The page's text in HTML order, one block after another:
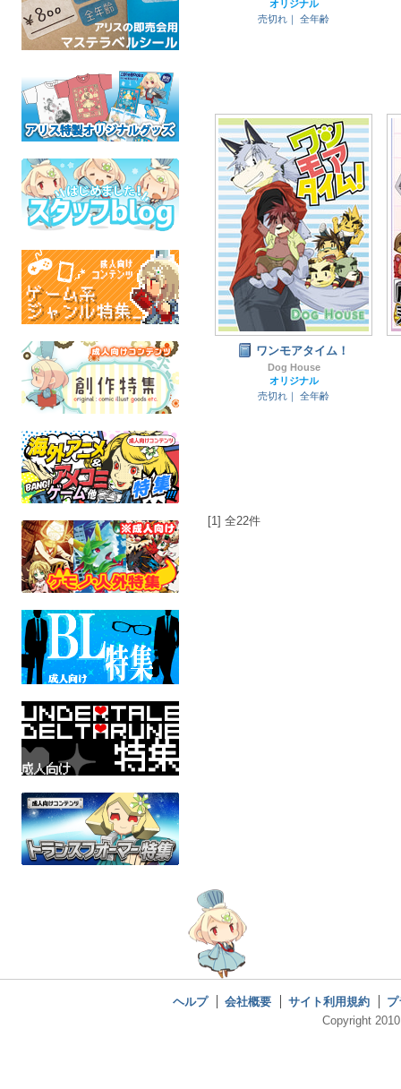
オリジナル
売切れ｜
全年齢
ワンモアタイム！
Dog House
オリジナル
売切れ｜
全年齢
[1] 全22件
ヘルプ 会社概要 サイト利用規約
Copyright